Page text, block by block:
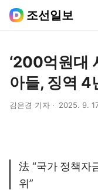
조선일보
‘200억원대
아들, 징역 4
김은경 기자 2025. 9.
法 “국가 정책자
위”